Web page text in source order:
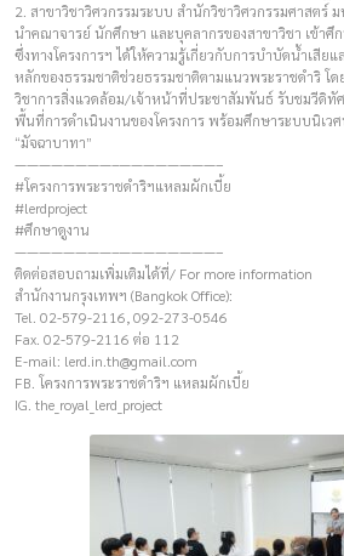
2. สาขาวิชาวิศวกรรมระบบ สำนักวิชาวิศวกรรมศาสตร์
นำคณาจารย์ นักศึกษา และบุคลากรของสาขาวิชา เข้าศึ
ซึ่งทางโครงการฯ ได้ให้ความรู้เกี่ยวกับการบำบัดน้ำเสีย
หลักของธรรมชาติช่วยธรรมชาติตามแนวพระราชดำริ โ
วิชาการสิ่งแวดล้อม/เจ้าหน้าที่ประชาสัมพันธ์ รับชมวีดิทั
พื้นที่การดำเนินงานของโครงการ พร้อมศึกษาระบบนิเว
“มัจฉาบาทา”
————————–————————–
#โครงการพระราชดำริฯแหลมผักเบี้ย
#lerdproject
#ศึกษาดูงาน
————————–————————–
ติดต่อสอบถามเพิ่มเติมได้ที่/ For more information
สำนักงานกรุงเทพฯ (Bangkok Office):
Tel. 02-579-2116, 092-273-0546
Fax. 02-579-2116 ต่อ 112
E-mail: lerd.in.th@gmail.com
FB. โครงการพระราชดำริฯ แหลมผักเบี้ย
IG. the_royal_lerd_project